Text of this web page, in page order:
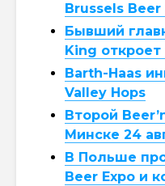
Brussels
Бывший
King
Barth-Haas
Valley Hops
Второй
Минске 24
В Польше
Beer Expo и